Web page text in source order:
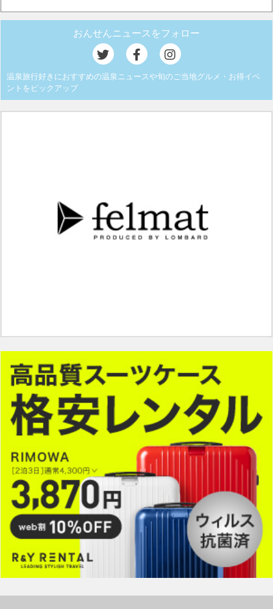
おんせんニュースをフォロー
温泉旅行好きにおすすめの温泉ニュースや旬のご当地グルメ・お得イベ
ントをピックアップ